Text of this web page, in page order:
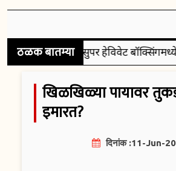
ठळक बातम्यासुपर हेविवेट बॉक्सिंगमध्ये
खिळखिळ्या पायावर
इमारत?
दिनांक :11-Jun-